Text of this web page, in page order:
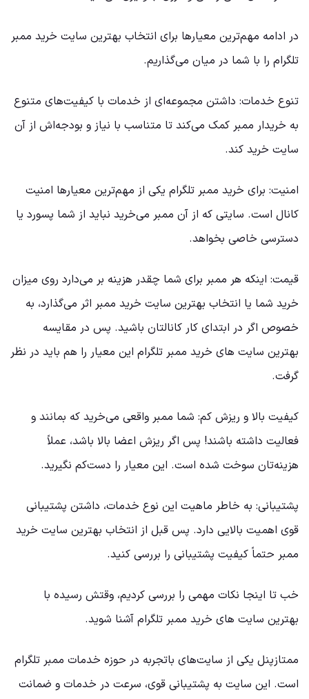
در ادامه مهم‌ترین معیارها برای انتخاب بهترین سایت خرید ممبر
تلگرام را با شما در میان می‌گذاریم.
تنوع خدمات: داشتن مجموعه‌ای از خدمات با کیفیت‌های متنوع
به خریدار ممبر کمک می‌کند تا متناسب با نیاز و بودجه‌اش از آن
سایت خرید کند.
امنیت: برای خرید ممبر تلگرام یکی از مهم‌ترین معیارها امنیت
کانال است. سایتی که از آن ممبر می‌خرید نباید از شما پسورد یا
دسترسی خاصی بخواهد.
قیمت: اینکه هر ممبر برای شما چقدر هزینه بر می‌دارد روی میزان
خرید شما یا انتخاب بهترین سایت خرید ممبر اثر می‌گذارد، به
خصوص اگر در ابتدای کار کانالتان باشید. پس در مقایسه
بهترین سایت ‌های خرید ممبر تلگرام این معیار را هم باید در نظر
گرفت.
کیفیت بالا و ریزش کم: شما ممبر واقعی می‌خرید که بمانند و
فعالیت داشته باشند! پس اگر ریزش اعضا بالا باشد، عملاً
هزینه‌تان سوخت شده است. این معیار را دست‌کم نگیرید.
پشتیبانی: به خاطر ماهیت این نوع خدمات، داشتن پشتیبانی
قوی اهمیت بالایی دارد. پس قبل از انتخاب بهترین سایت خرید
ممبر حتماً کیفیت پشتیبانی را بررسی کنید.
خب تا اینجا نکات مهمی را بررسی کردیم، وقتش رسیده با
بهترین سایت ‌های خرید ممبر تلگرام آشنا شوید.
ممتازپنل یکی از سایت‌های باتجربه در حوزه خدمات ممبر تلگرام
است. این سایت به پشتیبانی قوی، سرعت در خدمات و ضمانت